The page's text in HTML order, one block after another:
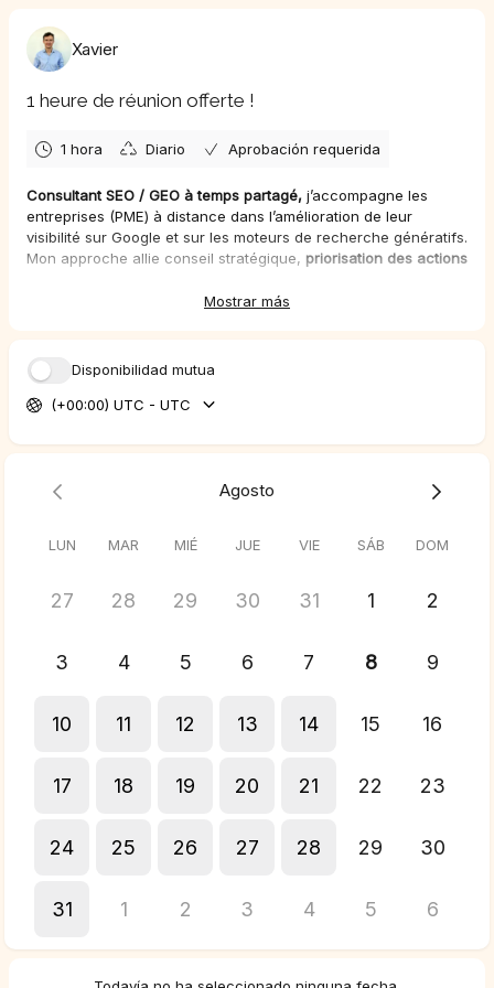
Xavier
1 heure de réunion offerte !
1 hora Diario Aprobación requerida
Consultant SEO / GEO à temps partagé, j’accompagne les
entreprises (PME) à distance dans l’amélioration de leur
visibilité sur Google et sur les moteurs de recherche génératifs.
Mon approche allie conseil stratégique, priorisation des actions
durable en ligne. Venez et discutons de votre projet !
Mostrar más
Disponibilidad mutua
(+00:00) UTC - UTC
Agosto
LUN MAR MIÉ JUE VIE SÁB DOM
27 28 29 30 31 1 2
3 4 5 6 7 8 9
10 11 12 13 14 15 16
17 18 19 20 21 22 23
24 25 26 27 28 29 30
31 1 2 3 4 5 6